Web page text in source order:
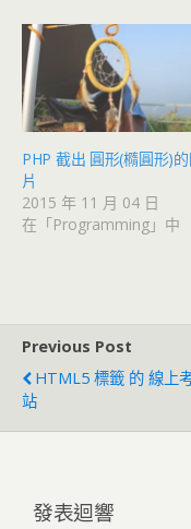
PHP 截出 圓形(橢圓形)
片
2015 年 11 月 04 日
在「Programming」中
Previous Post
HTML5 標籤 的 線上
站
發表迴響